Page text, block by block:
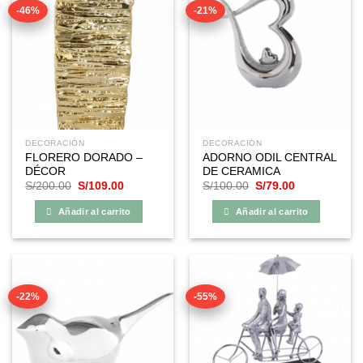
-46%
DECORACIÓN
FLORERO DORADO –
DÉCOR
S/200.00 El
original
era:
S/109.00El
actual
es:
Añadir al carrito
-21%
DECORACIÓN
ADORNO ODIL CENTRAL
DE CERAMICA
S/100.00 El
original
era:
S/79.00El
actual
es:
Añadir al carrito
-22% -55%